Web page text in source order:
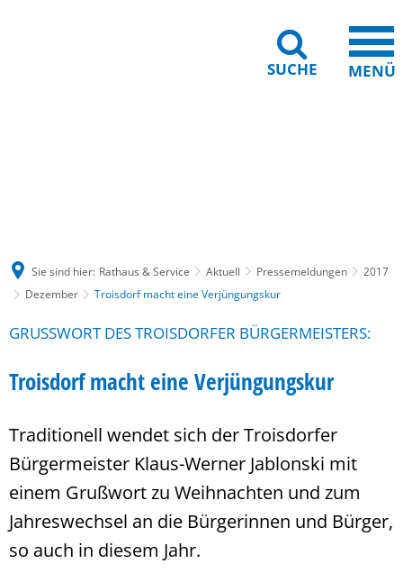
SUCHE MENÜ
Sie sind hier: Rathaus & Service Aktuell Pressemeldungen
2017
Dezember
Troisdorf macht eine Verjüngungskur
GRUSSWORT DES TROISDORFER BÜRGERMEISTERS:
Troisdorf macht eine Verjüngungskur
Traditionell wendet sich der Troisdorfer
Bürgermeister Klaus-Werner Jablonski mit
einem Grußwort zu Weihnachten und zum
Jahreswechsel an die Bürgerinnen und Bürger,
so auch in diesem Jahr.